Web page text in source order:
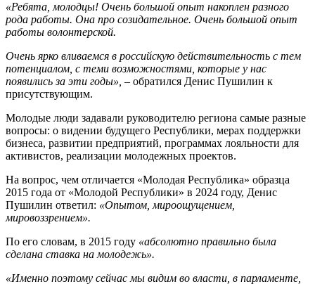
«Ребята, молодцы! Очень большой опыт накоплен разного
рода работы. Она про созидательное. Очень большой опыт
работы волонтерской.
Очень ярко вливаемся в российскую действительность с тем
потенциалом, с теми возможностями, которые у нас
появились за эти годы», – обратился Денис Пушилин к
присутствующим.
Молодые люди задавали руководителю региона самые разные
вопросы: о видении будущего Республики, мерах поддержки
бизнеса, развитии предприятий, программах лояльности для
активистов, реализации молодежных проектов.
На вопрос, чем отличается «Молодая Республика» образца
2015 года от «Молодой Республики» в 2024 году, Денис
Пушилин ответил: «Опытом, мироощущением,
мировоззрением».
По его словам, в 2015 году «абсолютно правильно была
сделана ставка на молодежь».
«Именно поэтому сейчас мы видим во власти, в парламенте,